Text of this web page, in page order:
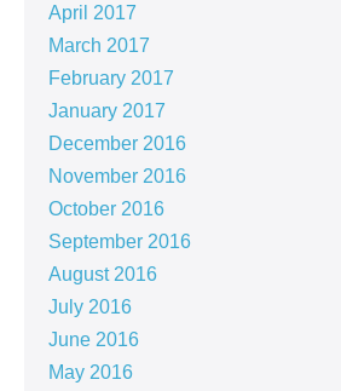
April 2017
March 2017
February 2017
January 2017
December 2016
November 2016
October 2016
September 2016
August 2016
July 2016
June 2016
May 2016